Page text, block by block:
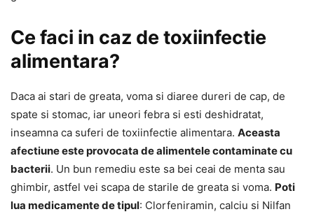
Ce faci in caz de toxiinfectie
alimentara?
Daca ai stari de greata, voma si diaree dureri de cap, de
spate si stomac, iar uneori febra si esti deshidratat,
inseamna ca suferi de toxiinfectie alimentara. Aceasta
afectiune este provocata de alimentele contaminate cu
bacterii. Un bun remediu este sa bei ceai de menta sau
ghimbir, astfel vei scapa de starile de greata si voma. Poti
lua medicamente de tipul: Clorfeniramin, calciu si Nilfan